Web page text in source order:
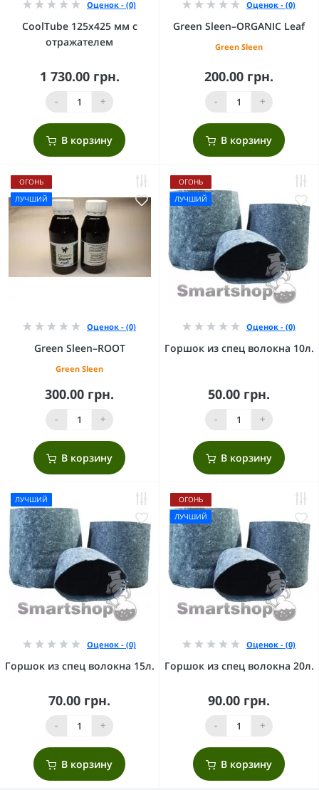
Оценок - (0)
CoolTube 125х425 мм с
отражателем
1 730.00 грн.
- +
В корзину
Оценок - (0)
Green Sleen–ORGANIC Leaf
Green Sleen
200.00 грн.
- +
В корзину
ОГОНЬ
ЛУЧШИЙ
Оценок - (0)
Green Sleen–ROOT
Green Sleen
300.00 грн.
- +
В корзину
ОГОНЬ
ЛУЧШИЙ
Оценок - (0)
Горшок из спец волокна 10л.
50.00 грн.
- +
В корзину
ЛУЧШИЙ
Оценок - (0)
Горшок из спец волокна 15л.
70.00 грн.
- +
В корзину
ОГОНЬ
ЛУЧШИЙ
Оценок - (0)
Горшок из спец волокна 20л.
90.00 грн.
- +
В корзину